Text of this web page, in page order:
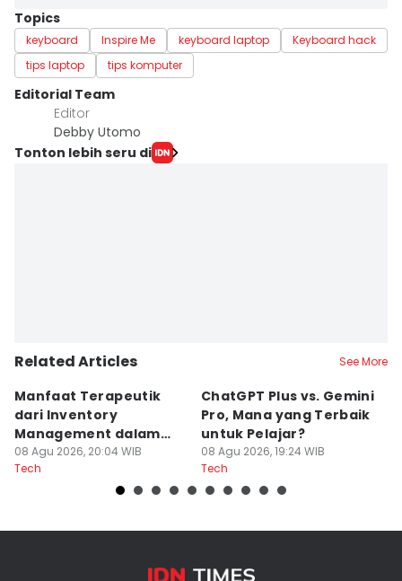
Topics
keyboard Inspire Me keyboard laptop
Keyboard hack
tips laptop
tips komputer
Editorial Team
Editor
Debby Utomo
Tonton lebih seru di
Related Articles See More
Manfaat Terapeutik
dari Inventory
Management dalam
Cozy Game
08 Agu 2026, 20:04 WIB
Tech
ChatGPT Plus vs. Gemini
Pro, Mana yang Terbaik
untuk Pelajar?
08 Agu 2026, 19:24 WIB
Tech